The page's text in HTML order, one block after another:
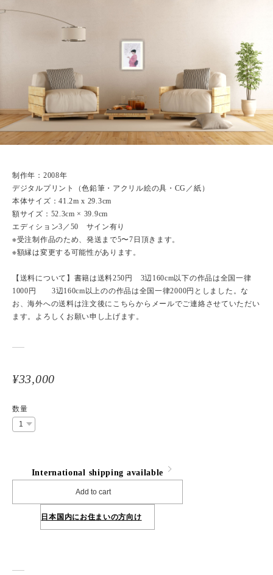
制作年：2008年
デジタルプリント（色鉛筆・アクリル絵の具・CG／紙）
本体サイズ：41.2m x 29.3cm
額サイズ：52.3cm × 39.9cm
エディション3／50 サイン有り
※受注制作品のため、発送まで5〜7日頂きます。
※額縁は変更する可能性があります。
【送料について】書籍は送料250円 3辺160cm以下の作品は全国一律
1000円 3辺160cm以上のの作品は全国一律2000円としました。な
お、海外への送料は注文後にこちらからメールでご連絡させていただい
ます。よろしくお願い申し上げます。
¥33,000
数量
International shipping available
Add to cart
日本国内にお住まいの方向け